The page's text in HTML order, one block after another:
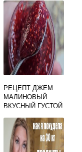
РЕЦЕПТ ДЖЕМ
МАЛИНОВЫЙ
ВКУСНЫЙ ГУСТОЙ